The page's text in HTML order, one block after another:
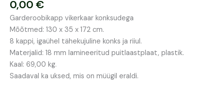
0,00 €
Garderoobikapp vikerkaar konksudega
Mõõtmed: 130 x 35 x 172 cm.
8 kappi, igaühel tähekujuline konks ja riiul.
Materjalid: 18 mm lamineeritud puitlaastplaat, plastik.
Kaal: 69,00 kg.
Saadaval ka uksed, mis on müügil eraldi.